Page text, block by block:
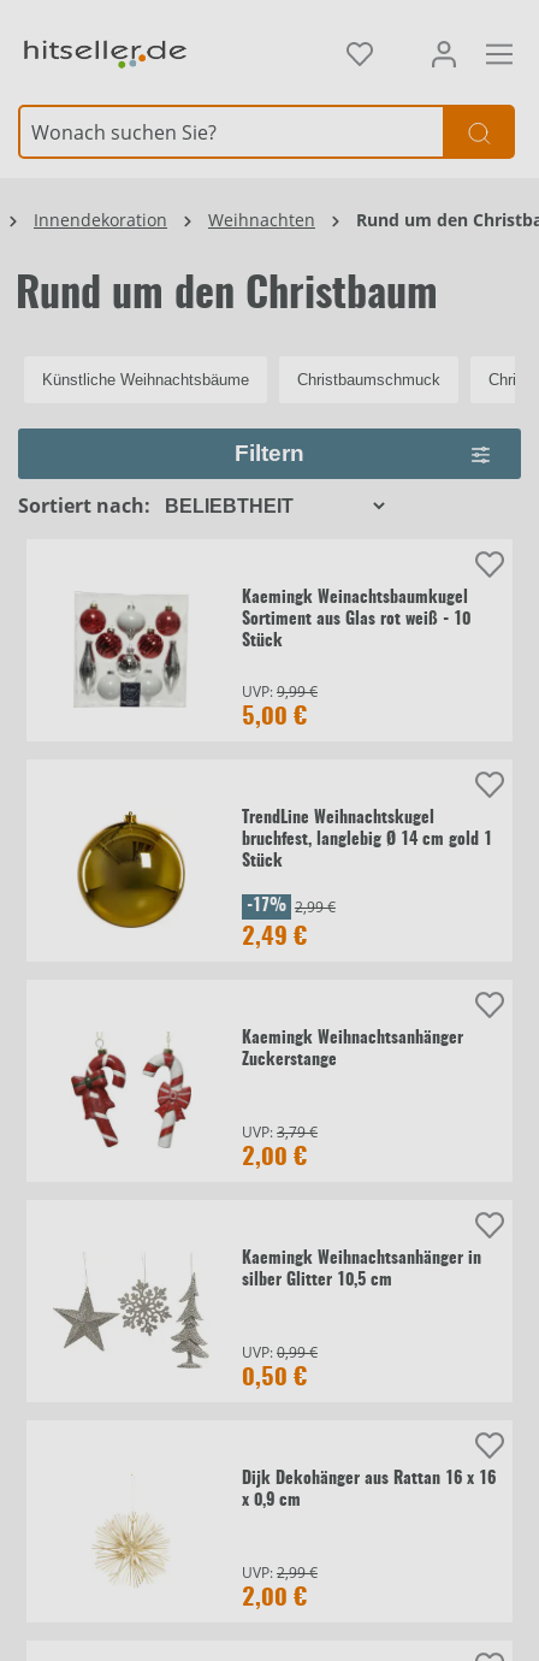
Innendekoration Weihnachten Rund um den
Rund um den Christbaum
Künstliche Weihnachtsbäume Christbaumschmuck
Filtern
Sortiert nach:
Kaemingk Weinachtsbaumkugel
Sortiment aus Glas rot weiß - 10
Stück
UVP:9,99 €
5,00 €
TrendLine Weihnachtskugel
bruchfest, langlebig Ø 14 cm gold 1
Stück
-17% 2,99 €
2,49 €
Kaemingk Weihnachtsanhänger
Zuckerstange
UVP:3,79 €
2,00 €
Kaemingk Weihnachtsanhänger in
silber Glitter 10,5 cm
UVP:0,99 €
0,50 €
Dijk Dekohänger aus Rattan 16 x 16
x 0,9 cm
UVP:2,99 €
2,00 €
Element überspringen